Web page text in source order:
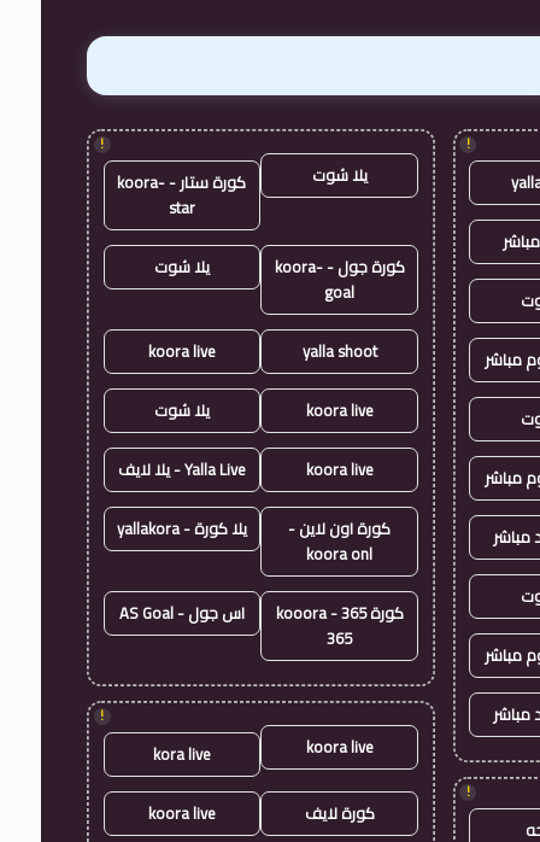
!
مباشر
مباشر
مباشر
مباشر
مباشر
!
!
يلا شوت
كورة ستار - koora-
star
كورة جول - koora-
goal
يلا شوت
yalla shoot
koora live
koora live يلا شوت
koora live Yalla Live - يلا لايف
كورة اون لاين -
koora onl
يلا كورة - yallakora
كورة 365 - kooora
365
اس جول - AS Goal
!
koora live
kora live
كورة لايف koora live